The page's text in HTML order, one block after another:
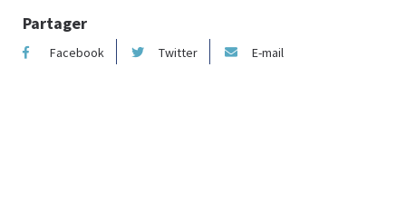
Partager
Facebook Twitter E-mail